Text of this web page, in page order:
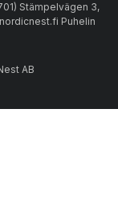
Stämpelvägen 3,
Puhelin
AB